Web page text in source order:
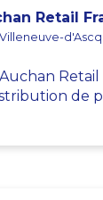
Retail
d'Ascq
de